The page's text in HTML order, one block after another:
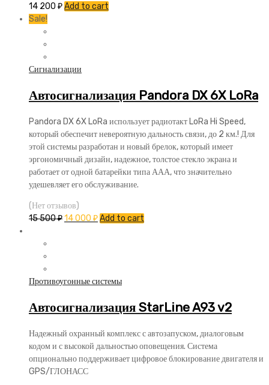
14 200 ₽Add to cart
Sale!
Сигнализации
Автосигнализация Pandora DX 6X LoRa
Pandora DX 6X LoRa использует радиотакт LoRa Hi Speed,
который обеспечит невероятную дальность связи, до 2 км.! Для
этой системы разработан и новый брелок, который имеет
эргономичный дизайн, надежное, толстое стекло экрана и
работает от одной батарейки типа ААА, что значительно
удешевляет его обслуживание.
(Нет отзывов)
15 500₽14 000 ₽Add to cart
Противоугонные системы
Автосигнализация StarLine A93 v2
Надежный охранный комплекс с автозапуском, диалоговым
кодом и с высокой дальностью оповещения. Система
опционально поддерживает цифровое блокирование двигателя и
GPS/ГЛОНАСС